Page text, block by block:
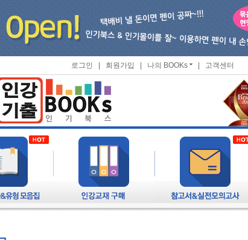
로그인 회원가입 나의 BOOKs 고객센터